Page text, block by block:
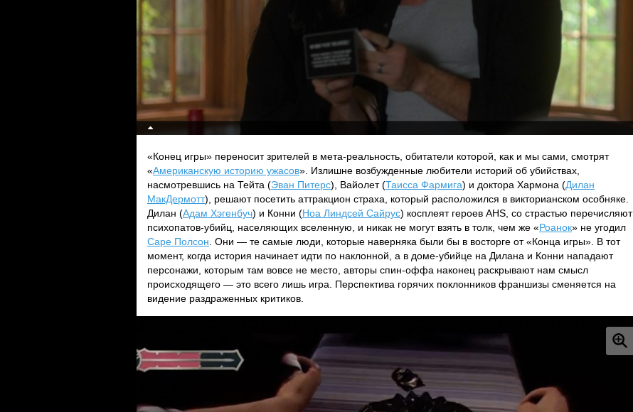
«Конец игры» переносит зрителей в мета-реальность, обитатели которой, как и мы сами, смотрят
«Американскую историю ужасов». Излишне возбужденные любители историй об убийствах,
насмотревшись на Тейта (Эван Питерс), Вайолет (Таисса Фармига) и доктора Хармона (Дилан
МакДермотт), решают посетить аттракцион страха, который расположился в викторианском особняке.
Дилан (Адам Хэгенбуч) и Конни (Ноа Линдсей Сайрус) косплеят героев AHS, со страстью перечисляют
психопатов-убийц, населяющих вселенную, и никак не могут взять в толк, чем же «Роанок» не угодил
Саре Полсон . Они — те самые люди, которые наверняка были бы в восторге от «Конца игры». В тот
момент, когда история начинает идти по наклонной, а в доме-убийце на Дилана и Конни нападают
персонажи, которым там вовсе не место, авторы спин-оффа наконец раскрывают нам смысл
происходящего — это всего лишь игра. Перспектива горячих поклонников франшизы сменяется на
видение раздраженных критиков.